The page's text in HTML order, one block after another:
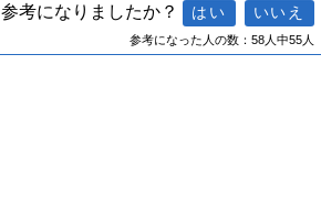
参考になりましたか？
参考になった人の数：58人中55人